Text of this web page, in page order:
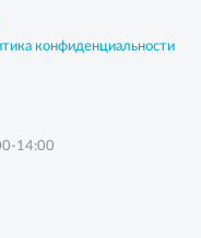
конфиденциальности
14:00